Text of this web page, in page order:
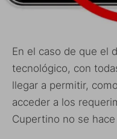
En el caso de que el
tecnológico, con
llegar a permitir,
acceder a los
Cupertino no se